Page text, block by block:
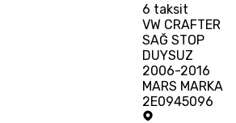
6 taksit
VW CRAFTER
SAĞ STOP
DUYSUZ
2006-2016
MARS MARKA
2E0945096